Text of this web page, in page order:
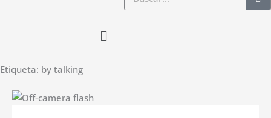
Main
Etiqueta: by talking